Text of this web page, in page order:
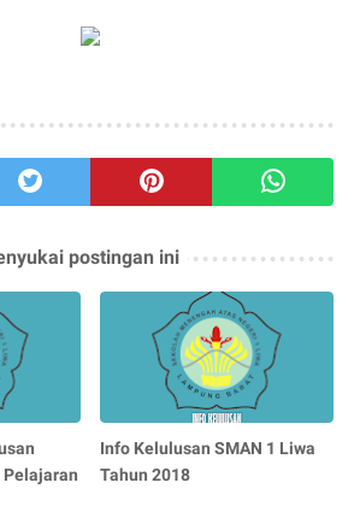
postingan ini
Pelajaran
Info Kelulusan SMAN 1 Liwa
Tahun 2018